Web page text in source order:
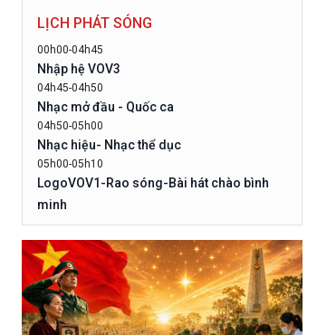
Tìm hiểu biển, đảo Việt
Nam
10 phút Sự kiện - Luận bàn
Câu chuyện thời sự
Dòng chảy sự kiện
Đối thoại
Chuyện đêm
LỊCH PHÁT SÓNG
00h00-04h45
Nhập hệ VOV3
04h45-04h50
Nhạc mở đầu - Quốc ca
04h50-05h00
Nhạc hiệu- Nhạc thể dục
05h00-05h10
LogoVOV1-Rao sóng-Bài hát chào bình
minh
05h10-05h20
Bản tin đầu ngày-Thời tiết
05h20-05h50
Mùa vàng (Chuyên đề cuối tuần)
05h50-05h59
Quảng cáo